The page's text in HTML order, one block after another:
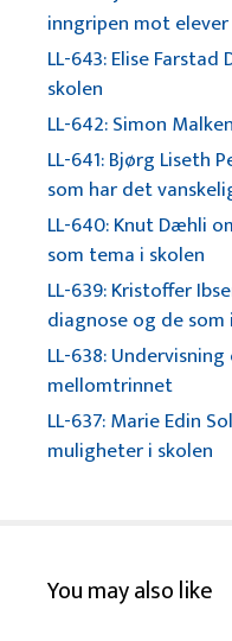
inngripen mot elever
LL-643: Elise
skolen
LL-642: Simon
LL-641: Bjørg Liseth
som har det
LL-640: Knut Dæhli
som tema i skolen
LL-639: Kristoffer
diagnose og de
LL-638:
mellomtrinnet
LL-637: Marie Edin
muligheter i skolen
You may also like